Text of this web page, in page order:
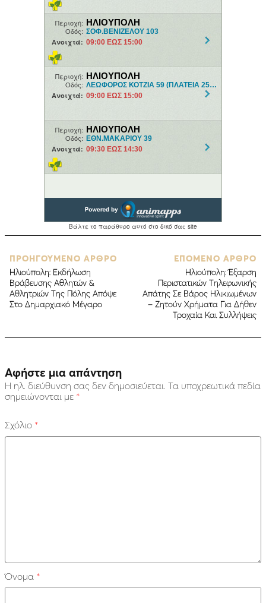
ΠΡΟΗΓΟΥΜΕΝΟ ΑΡΘΡΟ
Ηλιούπολη: Εκδήλωση
Βράβευσης Αθλητών &
Αθλητριών Της Πόλης Απόψε
Στο Δημαρχιακό Μέγαρο
ΕΠΟΜΕΝΟ ΑΡΘΡΟ
Ηλιούπολη: Έξαρση
Περιστατικών Τηλεφωνικής
Απάτης Σε Βάρος Ηλικιωμένων
– Ζητούν Χρήματα Για Δήθεν
Τροχαία Και Συλλήψεις
Αφήστε μια απάντηση
Η ηλ. διεύθυνση σας δεν δημοσιεύεται. Τα υποχρεωτικά πεδία
σημειώνονται με *
Σχόλιο *
Όνομα *